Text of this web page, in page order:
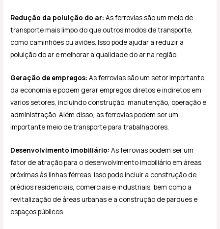
Redução da poluição do ar: As ferrovias são um meio de
transporte mais limpo do que outros modos de transporte,
como caminhões ou aviões. Isso pode ajudar a reduzir a
poluição do ar e melhorar a qualidade do ar na região.
Geração de empregos: As ferrovias são um setor importante
da economia e podem gerar empregos diretos e indiretos em
vários setores, incluindo construção, manutenção, operação e
administração. Além disso, as ferrovias podem ser um
importante meio de transporte para trabalhadores.
Desenvolvimento imobiliário:As ferrovias podem ser um
fator de atração para o desenvolvimento imobiliário em áreas
próximas às linhas férreas. Isso pode incluir a construção de
prédios residenciais, comerciais e industriais, bem como a
revitalização de áreas urbanas e a construção de parques e
espaços públicos.